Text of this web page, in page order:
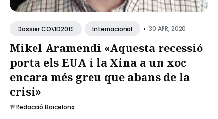
Dossier COVID2019 Internacional • 30 APR, 2020
Mikel Aramendi «Aquesta recessió
porta els EUA i la Xina a un xoc
encara més greu que abans de la
crisi»
Redacció Barcelona